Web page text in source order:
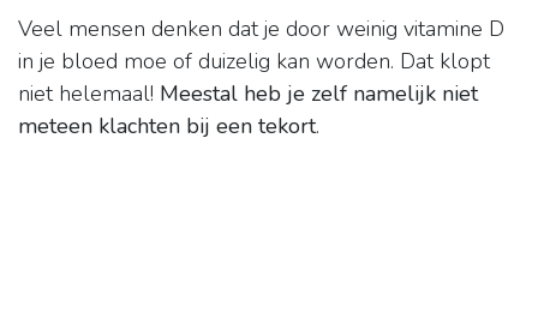
Veel mensen denken dat je door weinig vitamine D
in je bloed moe of duizelig kan worden. Dat klopt
niet helemaal! Meestal heb je zelf namelijk niet
meteen klachten bij een tekort.